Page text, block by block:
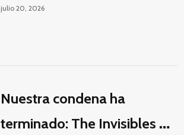
Jacques Tourneur
julio 20, 2026
Nuestra condena ha
terminado: The Invisibles y